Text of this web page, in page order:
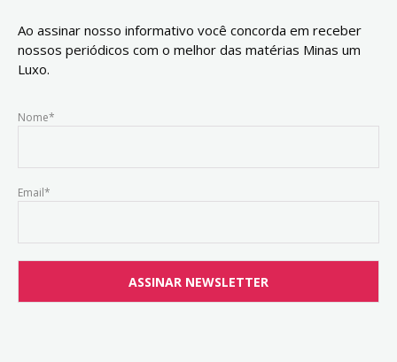
Ao assinar nosso informativo você concorda em receber
nossos periódicos com o melhor das matérias Minas um
Luxo.
Nome*
Email*